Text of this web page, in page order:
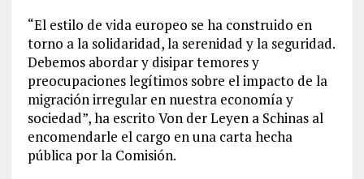
“El estilo de vida europeo se ha construido en
torno a la solidaridad, la serenidad y la seguridad.
Debemos abordar y disipar temores y
preocupaciones legítimos sobre el impacto de la
migración irregular en nuestra economía y
sociedad”, ha escrito Von der Leyen a Schinas al
encomendarle el cargo en una carta hecha
pública por la Comisión.